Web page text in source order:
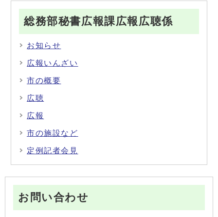
総務部秘書広報課広報広聴係
お知らせ
広報いんざい
市の概要
広聴
広報
市の施設など
定例記者会見
お問い合わせ